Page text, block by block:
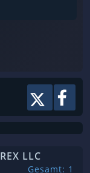
LLC
Gesamt: 1